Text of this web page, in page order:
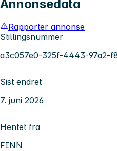
Annonsedata
Rapporter annonse
Stillingsnummer
a3c057e0-325f-4443-97a2-
Sist endret
7. juni 2026
Hentet fra
FINN